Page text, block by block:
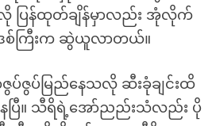
ပြန်ထုတ်ချိန်မှာလည်း အုံလိုက်
ကြီးက ဆွဲယူလာတယ်။
ပ်ဇွပ်မြည်နေသလို ဆီးခုံချင်းထိ
ေပြီ။ သီရိရဲ့အော်ညည်းသံလည်း ပို